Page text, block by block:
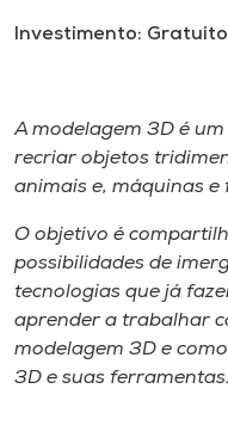
Editora
Museu
Unoesc
Store
Investimento: Gratuito
A modelagem 3D é
recriar objetos
animais e, máquinas e
O objetivo é
possibilidades de
tecnologias que já
aprender a trabalhar
modelagem 3D e
3D e suas ferramentas.